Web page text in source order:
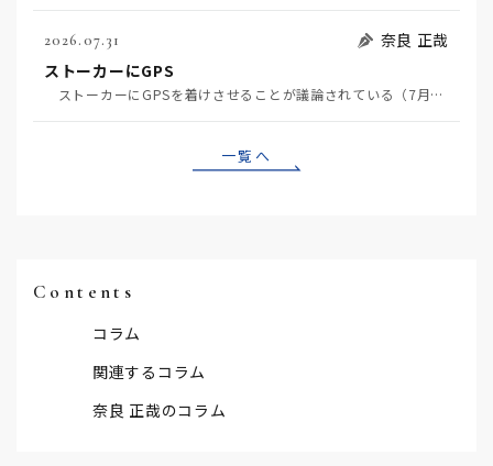
2026.07.31
奈良 正哉
ストーカーにGPS
ストーカーにGPSを着けさせることが議論されている（7月29日日経）。反対派は「ストーカーにも人権…
一覧へ
Contents
コラム
関連するコラム
奈良 正哉のコラム